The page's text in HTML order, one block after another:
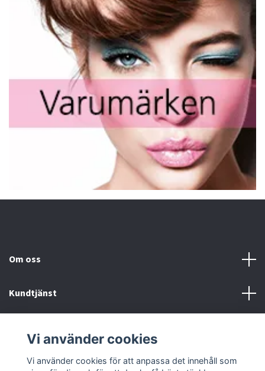
Om oss
Kundtjänst
Sociala medier
Vi använder cookies
Vi använder cookies för att anpassa det innehåll som